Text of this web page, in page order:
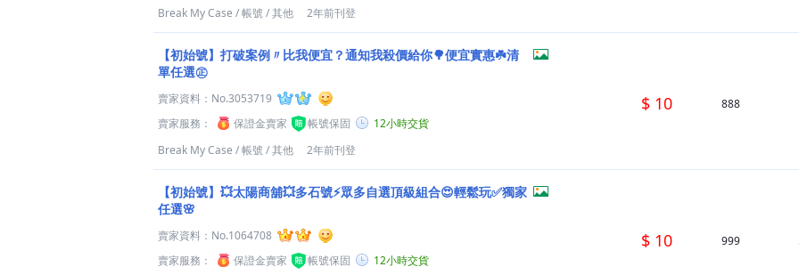
Break My Case /帳號/其他 2年前刊登
【初始號】打破案例〃比我便宜？通知我殺價給你🌳便宜實惠☘️清
單任選㊣
賣家資料： No.3053719
賣家服務：
保證金賣家 帳號保固
12小時交貨
Break My Case /帳號/其他 2年前刊登
$ 10 888
【初始號】💥太陽商舖💥多石號⚡眾多自選頂級組合😍輕鬆玩✅獨家
任選🌸
賣家資料： No.1064708
賣家服務：
保證金賣家 帳號保固
12小時交貨
$ 10 999